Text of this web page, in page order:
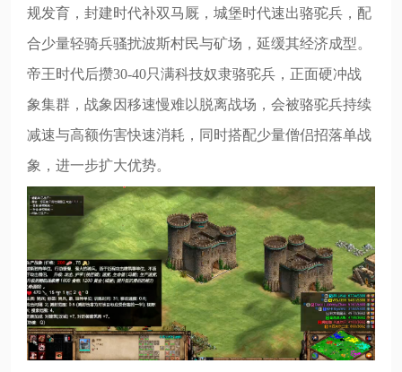
规发育，封建时代补双马厩，城堡时代速出骆驼兵，配
合少量轻骑兵骚扰波斯村民与矿场，延缓其经济成型。
帝王时代后攒30-40只满科技奴隶骆驼兵，正面硬冲战
象集群，战象因移速慢难以脱离战场，会被骆驼兵持续
减速与高额伤害快速消耗，同时搭配少量僧侣招落单战
象，进一步扩大优势。